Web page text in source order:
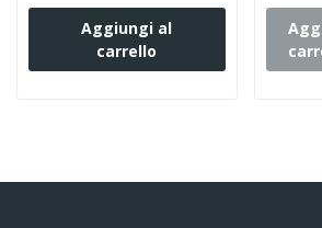
Aggiungi al
carrello